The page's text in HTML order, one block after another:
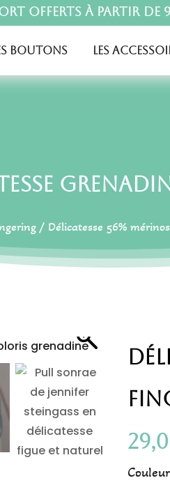
offerts à partir de
boutons Les
/ Délicatesse 56%